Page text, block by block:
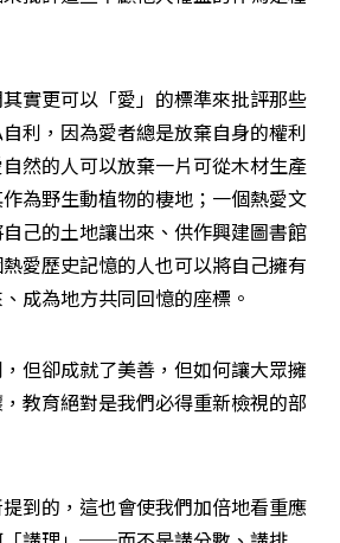
實更可以「愛」的標準來批評那些
利，因為愛者總是放棄自身的權利
然的人可以放棄一片可從木材生產
為野生動植物的棲地；一個熱愛文
己的土地讓出來、供作興建圖書館
愛歷史記憶的人也可以將自己擁有
成為地方共同回憶的座標。
但卻成就了美善，但如何讓大眾擁
教育絕對是我們必得重新檢視的部
到的，這也會使我們加倍地看重應